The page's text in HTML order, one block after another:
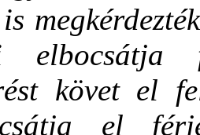
elbocsátja
követ el
el